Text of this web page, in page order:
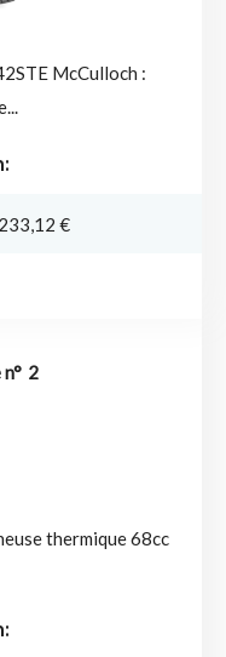
McCulloch :
233,12 €
2
thermique 68cc